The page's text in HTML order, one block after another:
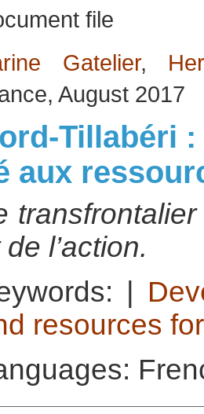
file
Gatelier,
August 2017
Tillabéri
aux
de l’action.
resources